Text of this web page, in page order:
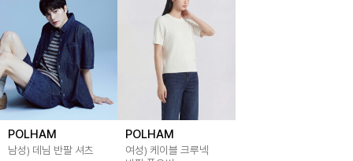
POLHAM
남성) 데님 반팔 셔츠
POLHAM
여성) 케이블 크루넥